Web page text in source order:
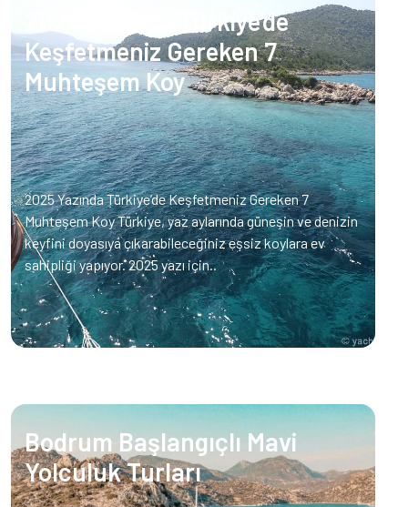
2025 Yazında Türkiye’de
Keşfetmeniz Gereken 7
Muhteşem Koy
2025 Yazında Türkiye’de Keşfetmeniz Gereken 7
Muhteşem Koy Türkiye, yaz aylarında güneşin ve denizin
keyfini doyasıya çıkarabileceğiniz eşsiz koylara ev
sahipliği yapıyor. 2025 yazı için..
Bodrum Başlangıçlı Mavi
Yolculuk Turları